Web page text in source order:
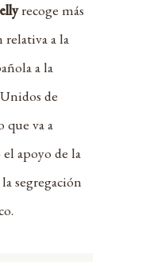
recoge más
relativa a la
a la
de
va a
apoyo de la
segregación